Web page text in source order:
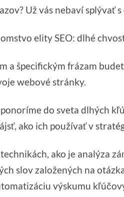
Už vás nebaví splývať s
elity SEO: dlhé
a špecifickým frázam
webové stránky.
do sveta dlhých
ako ich používať v
ako je analýza
slov založených na
výskumu